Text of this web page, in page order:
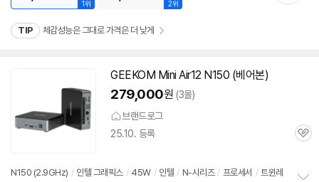
1위 2위
TIP 체감성능은 그대로 가격은 더 낮게
GEEKOM Mini Air12 N150 (베어본)
279,000원 (3몰)
브랜드로그
25.10. 등록
관
N150 (2.9GHz) / 인텔 그래픽스 / 45W / 인텔 / N-시리즈 / 프로세서 / 트윈레